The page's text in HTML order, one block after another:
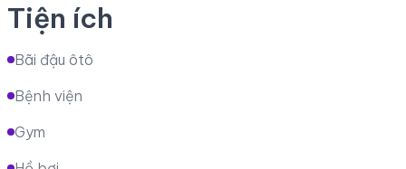
Tiện ích
Bãi đậu ôtô
Bệnh viện
Gym